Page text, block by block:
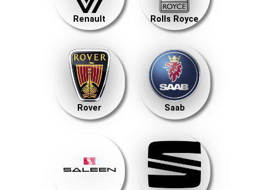
Renault Rolls Royce
Rover Saab